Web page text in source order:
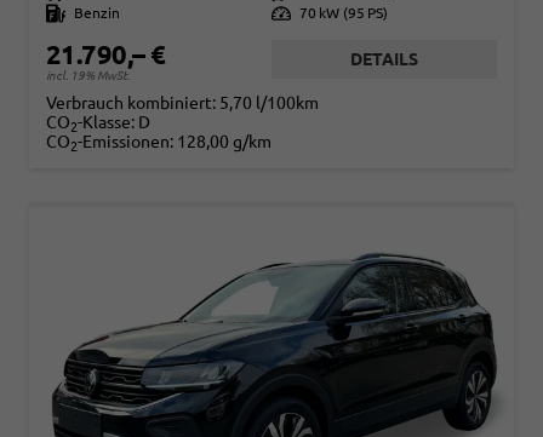
Kraftstoff
Benzin Leistung 70 kW (95 PS)
21.790,– €
incl. 19% MwSt.
DETAILS
Verbrauch kombiniert: 5,70 l/100km
CO2-Klasse: D
CO2-Emissionen: 128,00 g/km